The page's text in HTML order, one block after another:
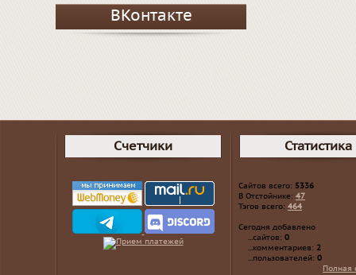
ВКонтакте
Счетчики Статистика
Сайтов всего: 5336
В Отстойнике: 47
Тэгов всего: 464
Сегодня добавлено
...сайтов: 0
...комментариев: 2
...пользователей: 0
Полная